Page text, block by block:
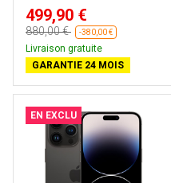
499,90 €
880,00 € -380,00 €
Livraison gratuite
GARANTIE 24 MOIS
EN EXCLU